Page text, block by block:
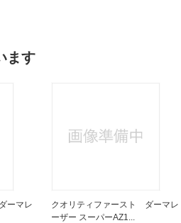
ます
ーマレ
クオリティファースト ダーマレ
ーザー スーパーAZ1...